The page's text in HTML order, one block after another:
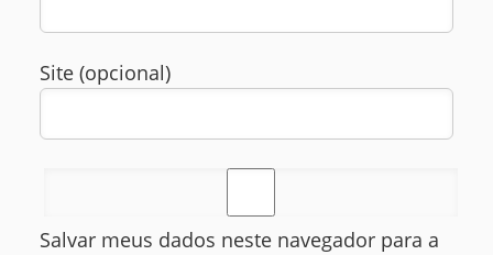
Site (opcional)
Salvar meus dados neste navegador para a